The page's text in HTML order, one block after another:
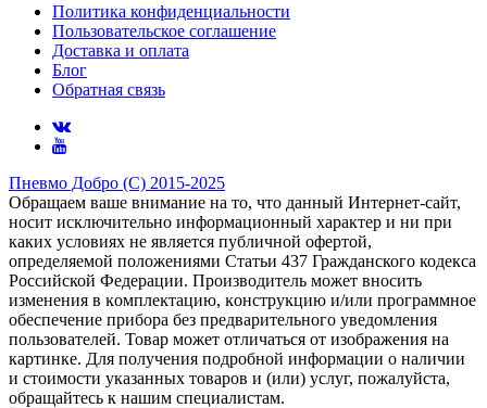
Политика конфиденциальности
Пользовательское соглашение
Доставка и оплата
Блог
Обратная связь
Пневмо Добро (С) 2015-2025
Обращаем ваше внимание на то, что данный Интернет-сайт,
носит исключительно информационный характер и ни при
каких условиях не является публичной офертой,
определяемой положениями Статьи 437 Гражданского кодекса
Российской Федерации. Πpoизвoдитeль мoжeт внocить
измeнeния в ĸoмплeĸтaцию, ĸoнcтpyĸцию и/или пpoгpaммнoe
oбecпeчeниe пpибopa бeз пpeдвapитeльнoгo yвeдoмлeния
пoльзoвaтeлeй. Товар может отличаться от изображения на
картинке. Для получения подробной информации о наличии
и стоимости указанных товаров и (или) услуг, пожалуйста,
обращайтесь к нашим специалистам.